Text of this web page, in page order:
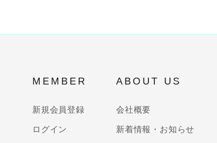
MEMBER
新規会員登録
ログイン
ABOUT US
会社概要
新着情報・お知らせ